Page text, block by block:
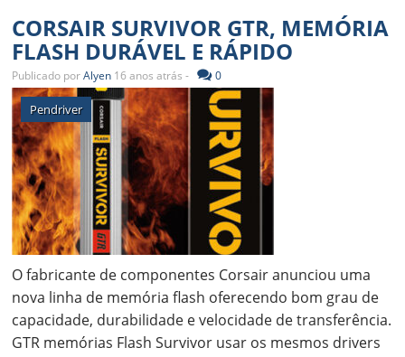
CORSAIR SURVIVOR GTR, MEMÓRIA
FLASH DURÁVEL E RÁPIDO
Publicado porAlyen 16 anos atrás - 0
Pendriver
O fabricante de componentes Corsair anunciou uma
nova linha de memória flash oferecendo bom grau de
capacidade, durabilidade e velocidade de transferência.
GTR memórias Flash Survivor usar os mesmos drivers